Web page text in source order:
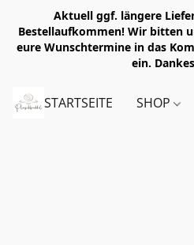
Aktuell ggf. längere
Bestellaufkommen! Wir bitten
eure Wunschtermine in das
ein.
STARTSEITE SHOP